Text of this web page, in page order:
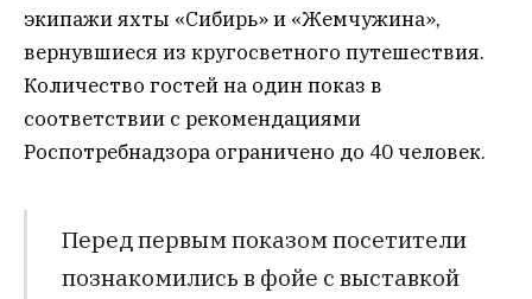
экипажи яхты «Сибирь» и «Жемчужина»,
вернувшиеся из кругосветного путешествия.
Количество гостей на один показ в
соответствии с рекомендациями
Роспотребнадзора ограничено до 40 человек.
Перед первым показом посетители
познакомились в фойе с выставкой